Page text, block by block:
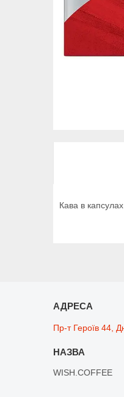
Кава в
Пр-т Героїв 44,
WISH.COFFEE